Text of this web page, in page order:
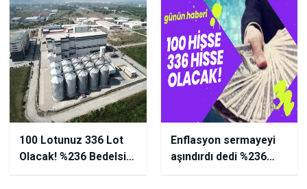
100 Lotunuz 336 Lot
Olacak! %236 Bedelsiz
Yolda!
Enflasyon sermayeyi
aşındırdı dedi %236
bedelsiz kararı aldı!